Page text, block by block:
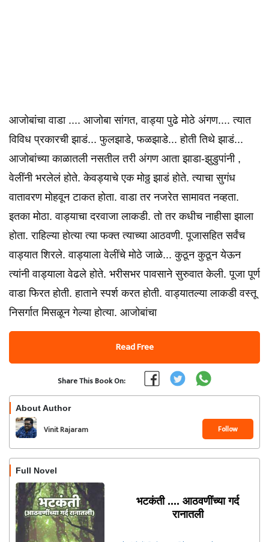
आजोबांचा वाडा .... आजोबा सांगत, वाड्या पुढे मोठे अंगण.... त्यात
विविध प्रकारची झाडं... फुलझाडे, फळझाडे... होती तिथे झाडं...
आजोबांच्या काळातली नसतील तरी अंगण आता झाडा-झुडुपांनी ,
वेलींनी भरलेलं होते. केवड्याचे एक मोठ्ठ झाडं होते. त्याचा सुगंध
वातावरण मोहवून टाकत होता. वाडा तर नजरेत सामावत नव्हता.
इतका मोठा. वाड्याचा दरवाजा लाकडी. तो तर कधीच नाहीसा झाला
होता. राहिल्या होत्या त्या फक्त त्याच्या आठवणी. पूजासहित सर्वंच
वाड्यात शिरले. वाड्याला वेलींचे मोठे जाळे... कुठून कुठून येऊन
त्यांनी वाड्याला वेढले होते. भरीसभर पावसाने सुरुवात केली. पूजा पूर्ण
वाडा फिरत होती. हाताने स्पर्श करत होती. वाड्यातल्या लाकडी वस्तू
निसर्गात मिसळून गेल्या होत्या. आजोबांचा
Read Free
Share This Book On:
About Author
Vinit Rajaram
Dhanawade
Follow
Full Novel
भटकंती .... आठवणींच्या गर्द
रानातली